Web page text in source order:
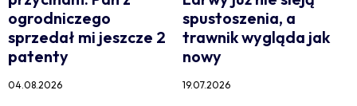
ogrodniczego
sprzedał mi jeszcze 2
patenty
04.08.2026
spustoszenia, a
trawnik wygląda jak
nowy
19.07.2026